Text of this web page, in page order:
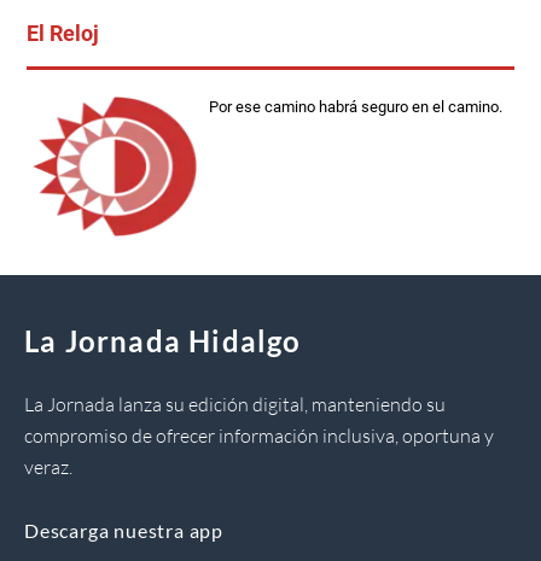
El Reloj
Por ese camino habrá seguro en el camino.
La Jornada Hidalgo
La Jornada lanza su edición digital, manteniendo su
compromiso de ofrecer información inclusiva, oportuna y
veraz.
Descarga nuestra app